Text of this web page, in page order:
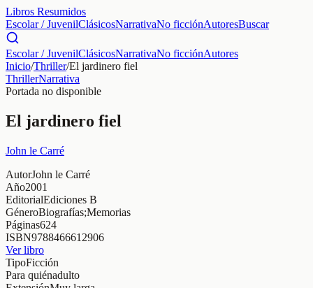
Libros Resumidos
Escolar / JuvenilClásicosNarrativaNo ficciónAutoresBuscar
Escolar / JuvenilClásicosNarrativaNo ficciónAutores
Inicio/Thriller/El jardinero fiel
ThrillerNarrativa
Portada no disponible
El jardinero fiel
John le Carré
AutorJohn le Carré
Año2001
EditorialEdiciones B
GéneroBiografías;Memorias
Páginas624
ISBN9788466612906
Ver libro
TipoFicción
Para quiénadulto